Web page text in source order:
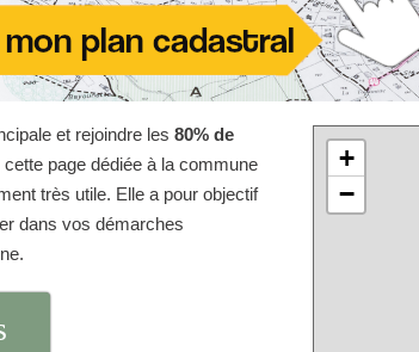
et rejoindre les 80% de
page dédiée à la commune
très utile. Elle a pour objectif
dans vos démarches
+
−